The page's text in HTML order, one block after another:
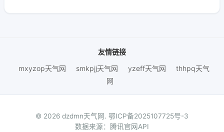
友情链接
mxyzop天气网
smkpjj天气网 yzeff天气网
thhpq天气
网
© 2026 dzdmn天气网. 鄂ICP备2025107725号-3
数据来源：腾讯官网API